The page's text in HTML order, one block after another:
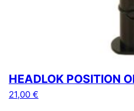
HEADLOK POSITION
21,00 €